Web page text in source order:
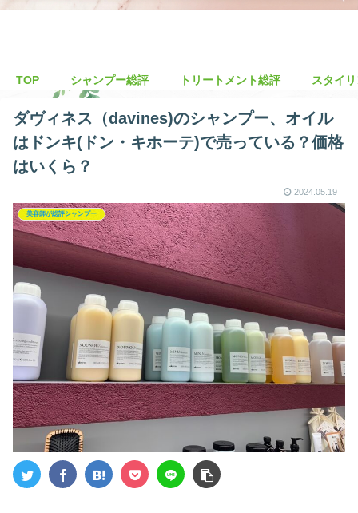
TOP シャンプー総評 トリートメント総評 スタイ
ダヴィネス（davines)のシャンプー、オイル
はドンキ(ドン・キホーテ)で売っている？価格
はいくら？
2024.05.19
美容師が総評シャンプー